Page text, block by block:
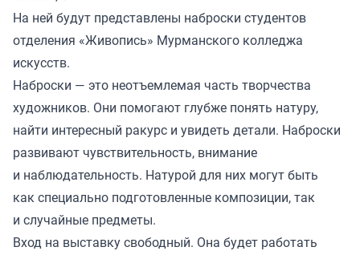
На ней будут представлены наброски студентов
отделения «Живопись» Мурманского колледжа
искусств.
Наброски — это неотъемлемая часть творчества
художников. Они помогают глубже понять натуру,
найти интересный ракурс и увидеть детали. Наброски
развивают чувствительность, внимание
и наблюдательность. Натурой для них могут быть
как специально подготовленные композиции, так
и случайные предметы.
Вход на выставку свободный. Она будет работать